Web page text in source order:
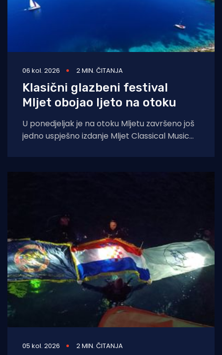
06 kol. 2026 2 MIN. ČITANJA
Klasični glazbeni festival
Mljet obojao ljeto na otoku
U ponedjeljak je na otoku Mljetu završeno još
jedno uspješno izdanje Mljet Classical Music
05 kol. 2026 2 MIN. ČITANJA